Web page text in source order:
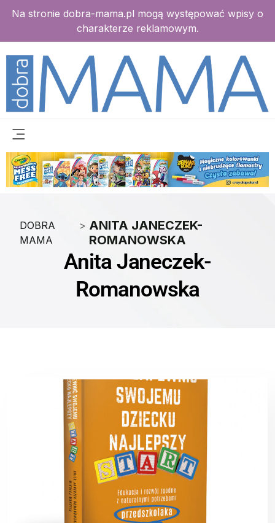
Na stronie dobra-mama.pl mogą występować wpisy o
charakterze reklamowym.
DOBRA
MAMA
> ANITA JANECZEK-
ROMANOWSKA
Anita Janeczek-
Romanowska